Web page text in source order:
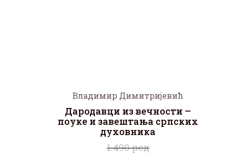
Владимир Димитријевић
Дародавци из вечности –
поуке и завештања српских
духовника
1.490 рсд